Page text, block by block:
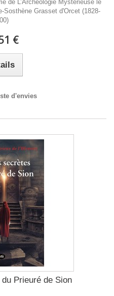
de L’Archéologie Mystérieuse le
Sosthène Grasset d'Orcet (1828-
€
d'envies
Prieuré de Sion